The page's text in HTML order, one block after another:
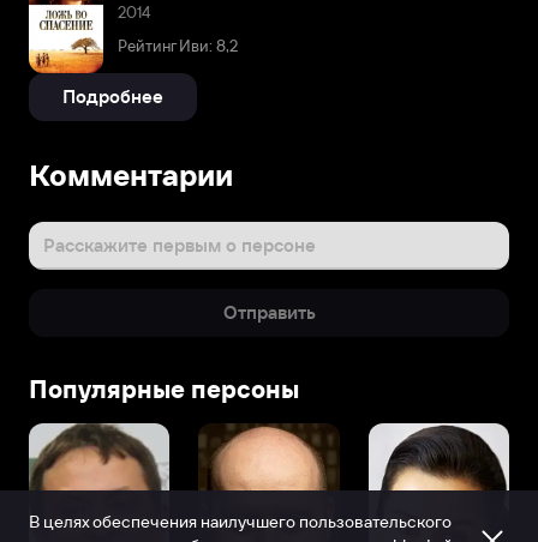
2014
Рейтинг Иви: 8,2
Подробнее
Комментарии
Расскажите первым о персоне
Отправить
Популярные персоны
В целях обеспечения наилучшего пользовательского